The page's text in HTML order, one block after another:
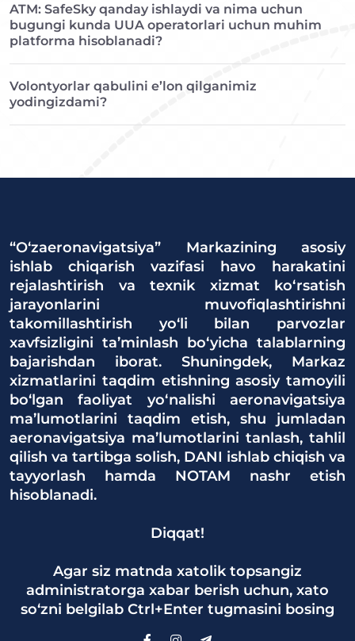
ATM: SafeSky qanday ishlaydi va nima uchun
bugungi kunda UUA operatorlari uchun muhim
platforma hisoblanadi?
Volontyorlar qabulini e’lon qilganimiz
yodingizdami?
“O‘zaeronavigatsiya” Markazining asosiy
ishlab chiqarish vazifasi havo harakatini
rejalashtirish va texnik xizmat ko‘rsatish
jarayonlarini muvofiqlashtirishni
takomillashtirish yo‘li bilan parvozlar
xavfsizligini ta’minlash bo‘yicha talablarning
bajarishdan iborat. Shuningdek, Markaz
xizmatlarini taqdim etishning asosiy tamoyili
bo‘lgan faoliyat yo‘nalishi aeronavigatsiya
ma’lumotlarini taqdim etish, shu jumladan
aeronavigatsiya ma’lumotlarini tanlash, tahlil
qilish va tartibga solish, DANI ishlab chiqish va
tayyorlash hamda NOTAM nashr etish
hisoblanadi.
Diqqat!
Agar siz matnda xatolik topsangiz
administratorga xabar berish uchun, xato
so‘zni belgilab Ctrl+Enter tugmasini bosing